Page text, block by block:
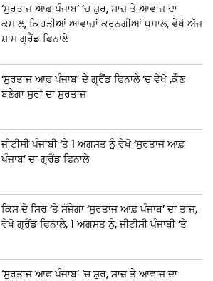
‘ਸੁਰਤਾਜ ਆਫ਼ ਪੰਜਾਬ’ ‘ਚ ਸ਼ੁਰ, ਸਾਜ਼ ਤੇ ਆਵਾਜ਼ ਦਾ
ਕਮਾਲ, ਕਿਹੜੀਆਂ ਆਵਾਜ਼ਾਂ ਕਰਨਗੀਆਂ ਧਮਾਲ, ਵੇਖੋ ਅੱਜ
ਸ਼ਾਮ ਗ੍ਰੈਂਡ ਫਿਨਾਲੇ
‘ਸੁਰਤਾਜ ਆਫ਼ ਪੰਜਾਬ’ ਦੇ ਗ੍ਰੈਂਡ ਫਿਨਾਲੇ ‘ਚ ਵੇਖੋ ,ਕੌਣ
ਬਣੇਗਾ ਸੁਰਾਂ ਦਾ ਸੁਰਤਾਜ
ਜੀਟੀਸੀ ਪੰਜਾਬੀ ‘ਤੇ 1 ਅਗਸਤ ਨੂੰ ਵੇਖੋ ‘ਸੁਰਤਾਜ ਆਫ਼
ਪੰਜਾਬ’ ਦਾ ਗ੍ਰੈਂਡ ਫਿਨਾਲੇ
ਕਿਸ ਦੇ ਸਿਰ ‘ਤੇ ਸੱਜੇਗਾ ‘ਸੁਰਤਾਜ ਆਫ਼ ਪੰਜਾਬ’ ਦਾ ਤਾਜ,
ਵੇਖੋ ਗ੍ਰੈਂਡ ਫਿਨਾਲੇ, 1 ਅਗਸਤ ਨੂੰ, ਜੀਟੀਸੀ ਪੰਜਾਬੀ ‘ਤੇ
‘ਸੁਰਤਾਜ ਆਫ਼ ਪੰਜਾਬ’ ‘ਚ ਸ਼ੁਰ, ਸਾਜ਼ ਤੇ ਆਵਾਜ਼ ਦਾ